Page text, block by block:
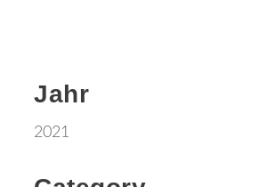
Jahr
2021